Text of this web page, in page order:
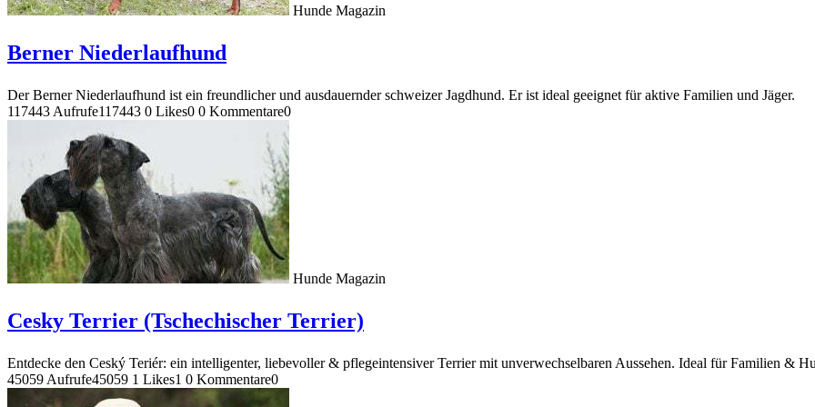
Hunde Magazin
Berner Niederlaufhund
Der Berner Niederlaufhund ist ein freundlicher und ausdauernder schweizer Jagdhund. Er ist ideal geeignet für aktive Familien und Jäger.
117443 Aufrufe117443 0 Likes0 0 Kommentare0
Hunde Magazin
Cesky Terrier (Tschechischer Terrier)
Entdecke den Ceský Teriér: ein intelligenter, liebevoller & pflegeintensiver Terrier mit unverwechselbaren Aussehen. Ideal für Familien &
45059 Aufrufe45059 1 Likes1 0 Kommentare0